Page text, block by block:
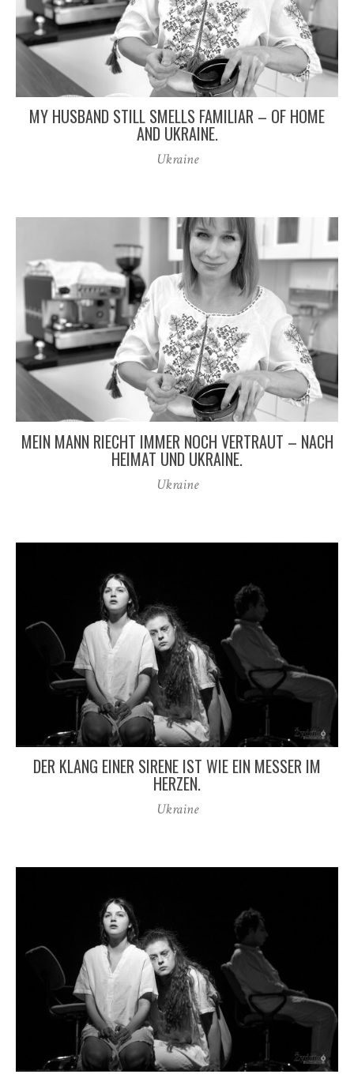
MY HUSBAND STILL SMELLS FAMILIAR – OF HOME
AND UKRAINE.
Ukraine
MEIN MANN RIECHT IMMER NOCH VERTRAUT – NACH
HEIMAT UND UKRAINE.
Ukraine
DER KLANG EINER SIRENE IST WIE EIN MESSER IM
HERZEN.
Ukraine